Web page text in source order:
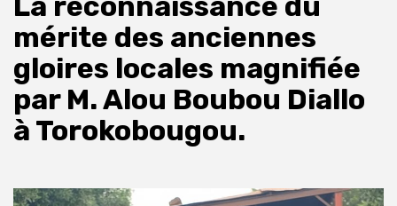
mérite des anciennes
gloires locales magnifiée
par M. Alou Boubou Diallo
à Torokobougou.